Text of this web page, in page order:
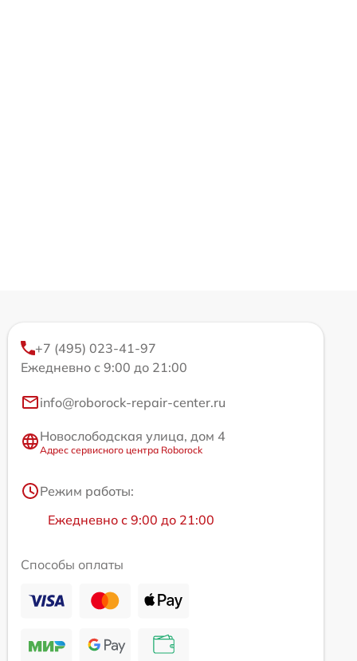
+7 (495) 023-41-97
Ежедневно с 9:00 до 21:00
info@roborock-repair-center.ru
Новослободская улица, дом 4
Адрес сервисного центра Roborock
Режим работы:
Ежедневно с 9:00 до 21:00
Способы оплаты